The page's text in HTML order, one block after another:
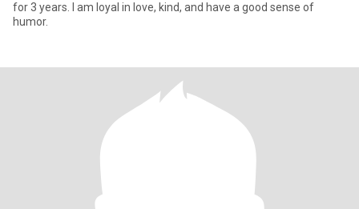
for 3 years. I am loyal in love, kind, and have a good sense of
humor.